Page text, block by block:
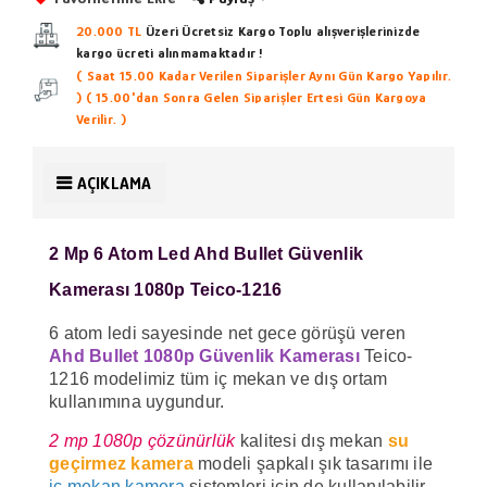
20.000 TL Üzeri Ücretsiz Kargo Toplu alışverişlerinizde
kargo ücreti alınmamaktadır !
( Saat 15.00 Kadar Verilen Siparişler Aynı Gün Kargo Yapılır.
) ( 15.00'dan Sonra Gelen Siparişler Ertesi Gün Kargoya
Verilir. )
AÇIKLAMA
2 Mp 6 Atom Led Ahd Bullet Güvenlik
Kamerası 1080p Teico-1216
6 atom ledi sayesinde net gece görüşü veren
Ahd Bullet 1080p Güvenlik KamerasıTeico-
1216 modelimiz tüm iç mekan ve dış ortam
kullanımına uygundur.
2 mp 1080p çözünürlük kalitesi dış mekan su
geçirmez kamera modeli şapkalı şık tasarımı ile